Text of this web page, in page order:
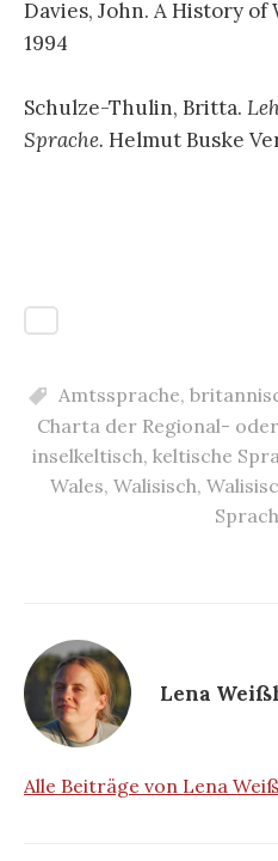
Davies, John. A History of
1994
Schulze-Thulin, Britta.
Sprache. Helmut Buske
Amtssprache,
Charta der Regional-
inselkeltisch, keltische
Wales, Walisisch,
Lena
Alle Beiträge von Lena